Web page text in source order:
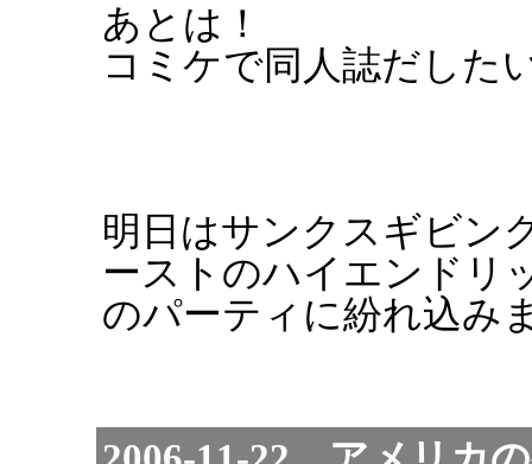
あとは！
コミケで同人誌だした
明日はサンクスギビン
ーストのハイエンドリ
のパーティに紛れ込み